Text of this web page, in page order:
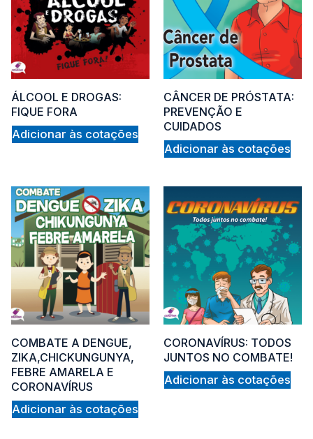
5
ÁLCOOL E DROGAS:
FIQUE FORA
Adicionar às cotações
CÂNCER DE PRÓSTATA:
PREVENÇÃO E
CUIDADOS
Adicionar às cotações
COMBATE A DENGUE,
ZIKA,CHICKUNGUNYA,
FEBRE AMARELA E
CORONAVÍRUS
Adicionar às cotações
CORONAVÍRUS: TODOS
JUNTOS NO COMBATE!
Adicionar às cotações